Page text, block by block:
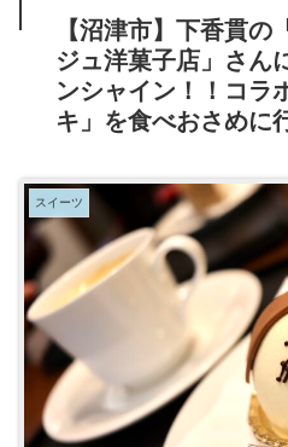
【沼津市】下香貫の
ジュ洋菓子店」さん
ンシャイン！！コラ
キ」を食べおさめに
スイーツ